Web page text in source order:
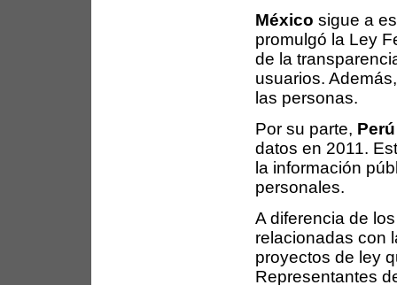
México sigue a
promulgó la Ley
de la
usuarios.
las personas.
Por su parte, Perú
datos en 2011.
la información
personales.
A diferencia de
relacionadas con
proyectos de ley
Representantes